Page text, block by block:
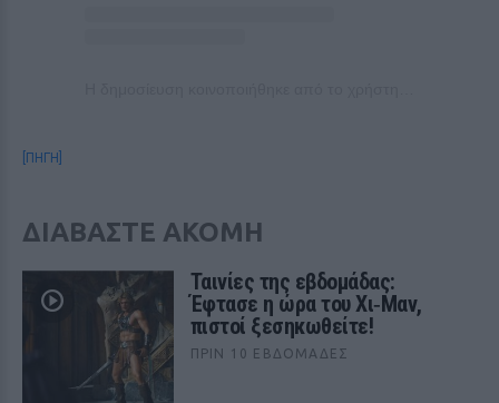
[ΠΗΓΗ]
ΔΙΑΒΑΣΤΕ ΑΚΟΜΗ
Ταινίες της εβδομάδας:
Έφτασε η ώρα του Χι‑Μαν,
πιστοί ξεσηκωθείτε!
ΠΡΙΝ 10 ΕΒΔΟΜΆΔΕΣ